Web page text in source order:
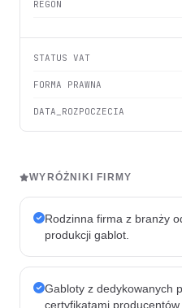
REGON
STATUS VAT
FORMA PRAWNA
DATA_ROZPOCZECIA
WYRÓŻNIKI FIRMY
Rodzinna firma z branży
produkcji gablot.
Gabloty z dedykowanych
certyfikatami producentów.